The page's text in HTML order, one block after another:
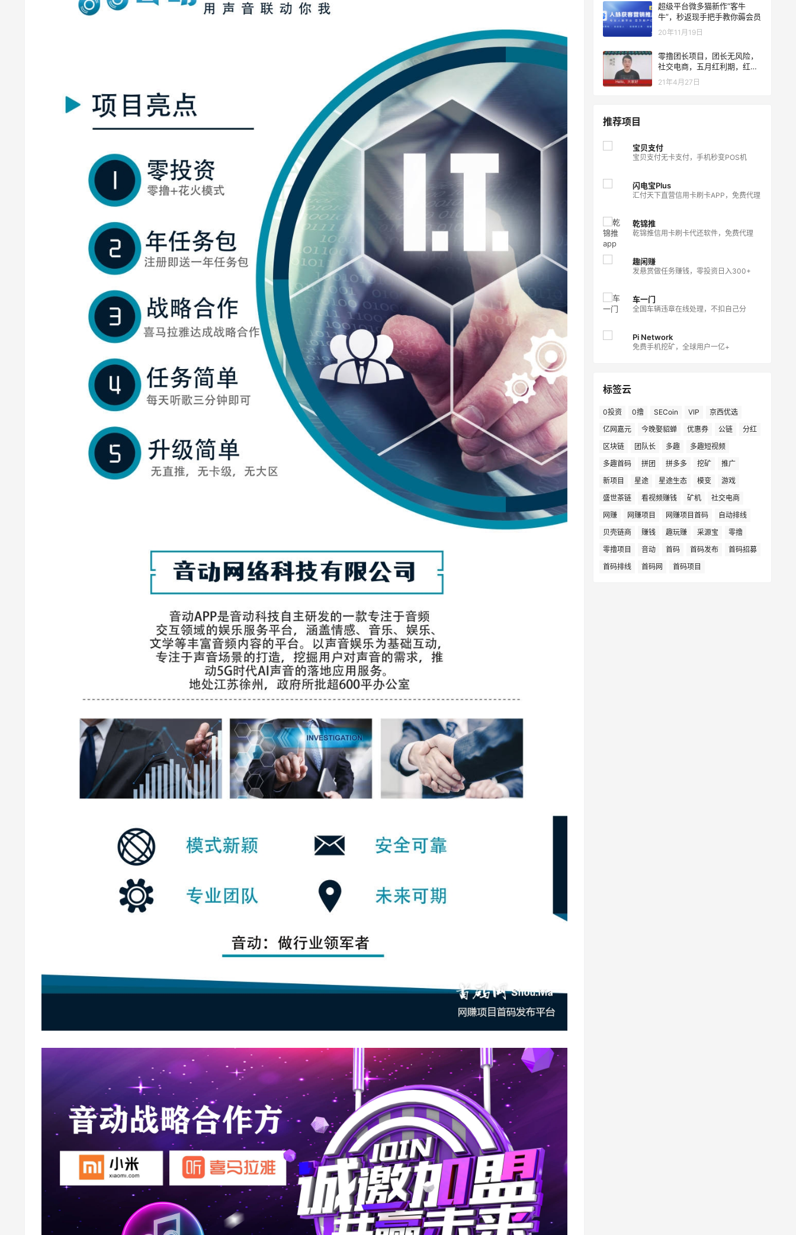
超级平台微多猫新作“客牛
牛”，秒返现手把手教你薅会员
20年11月19日
零撸团长项目，团长无风险，
社交电商，五月红利期，红利
2亿补贴
21年4月27日
推荐项目
宝贝支付
宝贝支付无卡支付，手机秒变POS机
闪电宝Plus
汇付天下直营信用卡刷卡APP，免费代理
乾锦推
乾锦推信用卡刷卡代还软件，免费代理
趣闲赚
发悬赏做任务赚钱，零投资日入300+
车一门
全国车辆违章在线处理，不扣自己分
Pi Network
免费手机挖矿，全球用户一亿+
标签云
0投资 0撸 SECoin VIP
京西优选
亿网嘉元
今晚娶貂蝉 优惠券 公链
分红
区块链
团队长 多趣
多趣短视频
多趣首码
拼团 拼多多 挖矿
推广
新项目
星途 星途生态 模变
游戏
盛世茶链
看视频赚钱 矿机
社交电商
网赚
网赚项目 网赚项目首码
自动排线
贝壳链商
赚钱 趣玩赚 采源宝
零撸
零撸项目
音动 首码 首码发布
首码招募
首码排线
首码网 首码项目